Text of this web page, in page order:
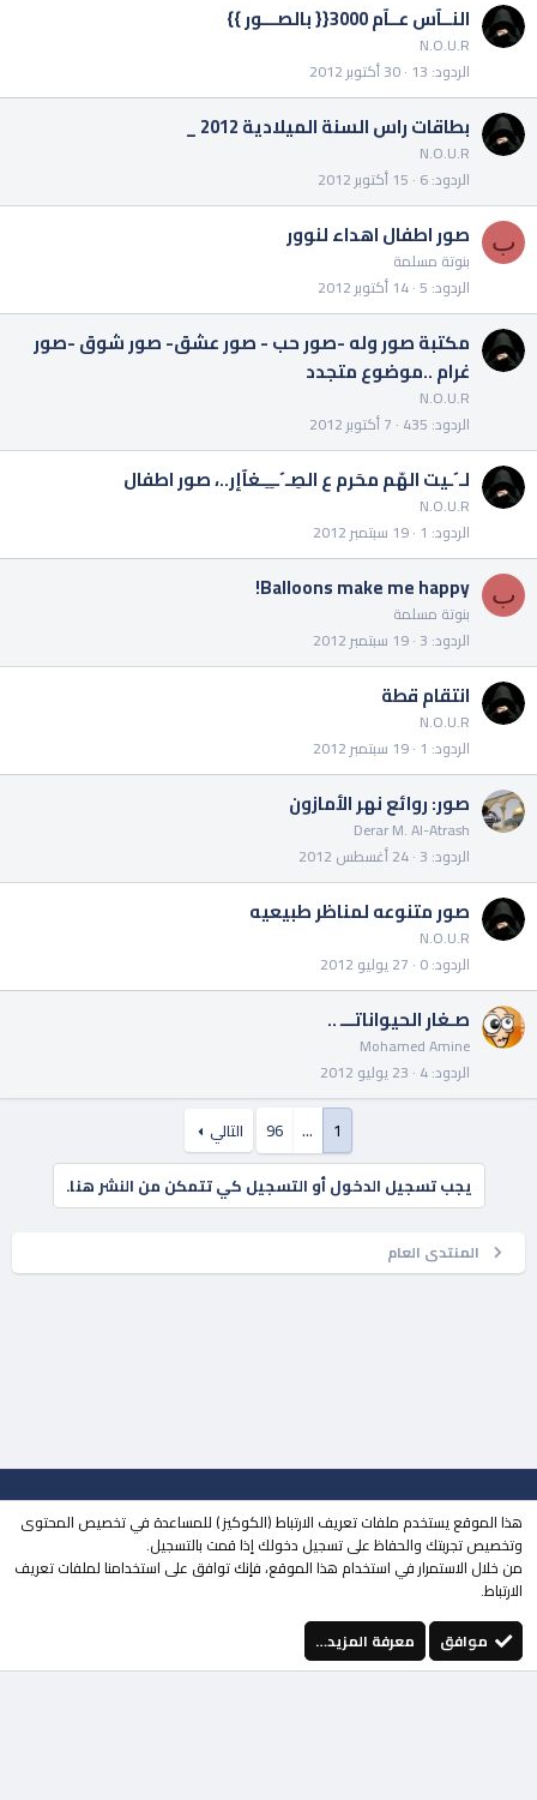
النــآس عــآم 3000{{ بالصـــور }}
N.O.U.R
الردود 13 30 أكتوبر 2012
بطاقات راس السنة الميلادية 2012 _
N.O.U.R
الردود 6 15 أكتوبر 2012
ب صور اطفال اهداء لنوور
بنوتة مسلمة
الردود 5 14 أكتوبر 2012
مكتبة صور وله -صور حب - صور عشق- صور شوق -صور
غرام ..موضوع متجدد
N.O.U.R
الردود 435 7 أكتوبر 2012
لـ´ـيت الهّم محَرم ع الصِـ´ــِـِـغآإر..، صور اطفال
N.O.U.R
الردود 1 19 سبتمبر 2012
ب Balloons make me happy!
بنوتة مسلمة
الردود 3 19 سبتمبر 2012
انتقام قطة
N.O.U.R
الردود 1 19 سبتمبر 2012
صور: روائع نهر الأمازون
Derar M. Al-Atrash
الردود 3 24 أغسطس 2012
صور متنوعه لمناظر طبيعيه
N.O.U.R
الردود 0 27 يوليو 2012
صـغار الحيواناتـــ ..
Mohamed Amine
الردود 4 23 يوليو 2012
1
…
96
التالي
يجب تسجيل الدخول أو التسجيل كي تتمكن من النشر هنا.
المنتدى العام
جميع الحقوق محفوظة لـمجتمع حلحول© 2023
| تطويرMOHDESIGN
منتقي الستايلات
الوضع المظلم
إتصل بنا
الشروط والقوانين سياسة الخصوصية
فيسبوكتويتر youtube
Instagram
هذا الموقع يستخدم ملفات تعريف الارتباط (الكوكيز ) للمساعدة في تخصيص المحتوى
وتخصيص تجربتك والحفاظ على تسجيل دخولك إذا قمت بالتسجيل.
من خلال الاستمرار في استخدام هذا الموقع، فإنك توافق على استخدامنا لملفات تعريف
الارتباط.
موافق
معرفة المزيد…